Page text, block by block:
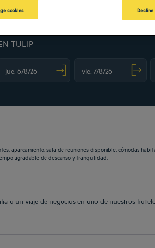
TULIP
aparcamiento, sala de reuniones disponible, cómodas
agradable de descanso y tranquilidad.
o un viaje de negocios en uno de nuestros
cookies Decline